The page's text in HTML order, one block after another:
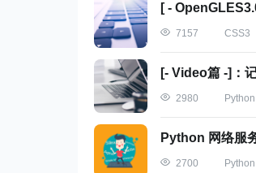
[ -
7157 CSS3
[- Video篇 -]：
2980 Python
Python 网络服
2700 Python